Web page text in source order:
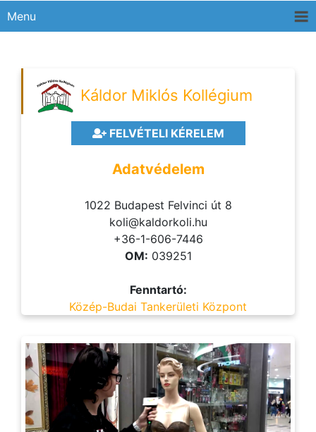
Menu
Káldor Miklós Kollégium
FELVÉTELI KÉRELEM
Adatvédelem
1022 Budapest Felvinci út 8
koli@kaldorkoli.hu
+36-1-606-7446
OM: 039251
Fenntartó:
Közép-Budai Tankerületi Központ